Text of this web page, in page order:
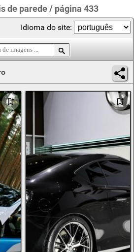
de parede / página 433
Idioma do site: